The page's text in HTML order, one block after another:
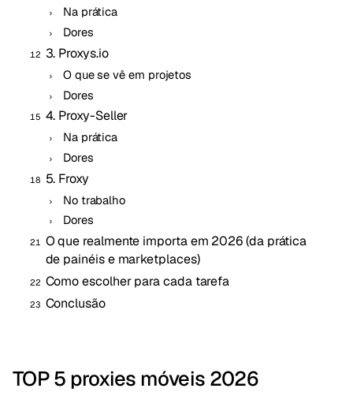
Na prática
Dores
3. Proxys.io
O que se vê em projetos
Dores
4. Proxy-Seller
Na prática
Dores
5. Froxy
No trabalho
Dores
O que realmente importa em 2026 (da prática
de painéis e marketplaces)
Como escolher para cada tarefa
Conclusão
TOP 5 proxies móveis 2026